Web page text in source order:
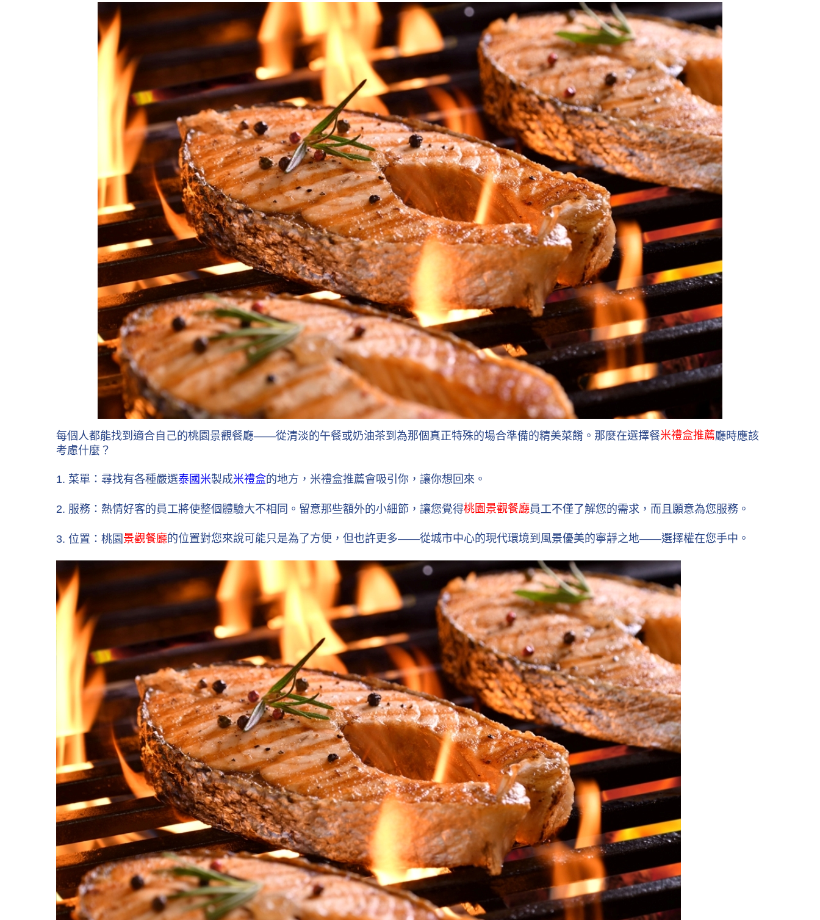
每個人都能找到適合自己的桃園景觀餐廳——從清淡的午餐或奶油茶到為那個真正特殊的場合準備的精美菜餚。那麼在選擇餐米禮盒推薦廳時應該
考慮什麼？
1. 菜單：尋找有各種嚴選泰國米製成米禮盒的地方，米禮盒推薦會吸引你，讓你想回來。
2. 服務：熱情好客的員工將使整個體驗大不相同。留意那些額外的小細節，讓您覺得桃園景觀餐廳員工不僅了解您的需求，而且願意為您服務。
3. 位置：桃園 景觀餐廳的位置對您來說可能只是為了方便，但也許更多——從城市中心的現代環境到風景優美的寧靜之地——選擇權在您手中。